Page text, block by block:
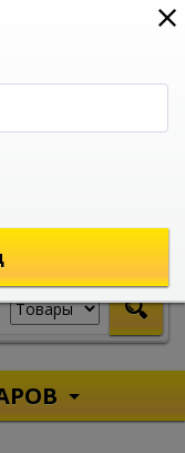
0